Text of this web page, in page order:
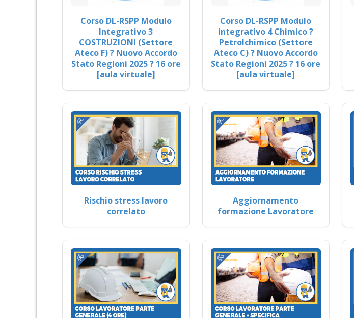
Corso DL-RSPP Modulo
Integrativo 3
COSTRUZIONI (Settore
Ateco F) ? Nuovo Accordo
Stato Regioni 2025 ? 16 ore
[aula virtuale]
Corso DL-RSPP Modulo
integrativo 4 Chimico ?
Petrolchimico (Settore
Ateco C) ? Nuovo Accordo
Stato Regioni 2025 ? 16 ore
[aula virtuale]
Rischio stress lavoro
correlato
Aggiornamento
formazione Lavoratore